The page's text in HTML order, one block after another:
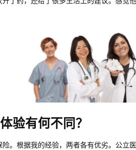
验有何不同？
。根据我的经验，两者各有优劣。公立